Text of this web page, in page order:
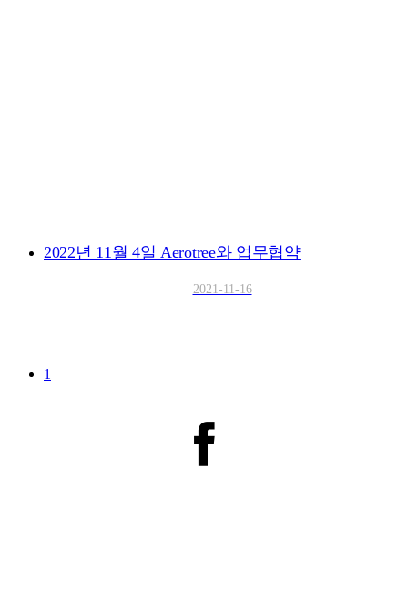
2022년 11월 4일 Aerotree와 업무협약
2021-11-16
1